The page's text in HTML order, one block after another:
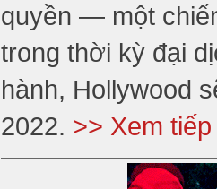
quyền — một
trong thời kỳ đại
hành, Hollywood
2022. >> Xem tiếp